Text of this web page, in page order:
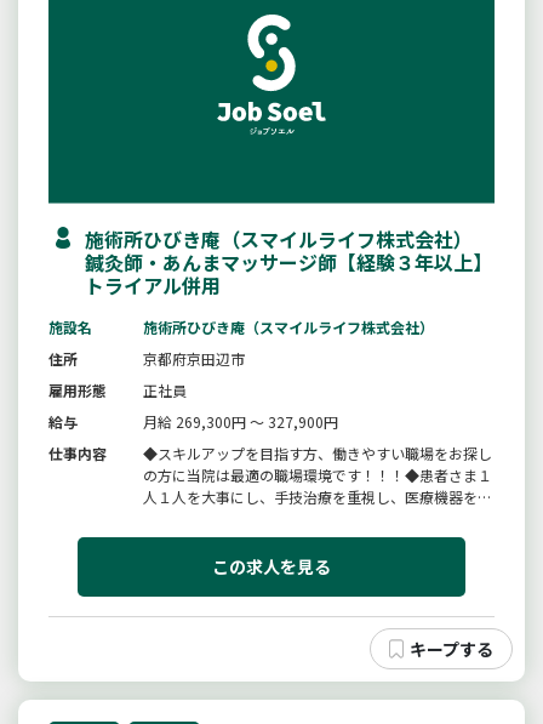
施術所ひびき庵（スマイルライフ株式会社）
鍼灸師・あんまマッサージ師【経験３年以上】
トライアル併用
施設名
施術所ひびき庵（スマイルライフ株式会社）
住所
京都府京田辺市
雇用形態
正社員
給与
月給 269,300円 ～ 327,900円
仕事内容
◆スキルアップを目指す方、働きやすい職場をお探し
の方に当院は最適の職場環境です！！！◆患者さま１
人１人を大事にし、手技治療を重視し、医療機器を用
マッサージ、骨盤矯正、美容など多くの技術と経験が
学べます。・施術・受付・レセプト処理・清掃など変
この求人を見る